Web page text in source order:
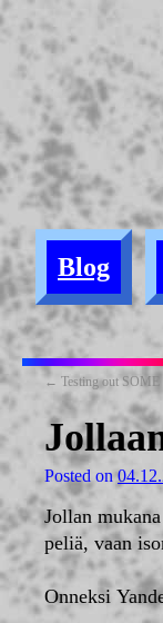
Blog
← Testing out
Posted on
Jollan
peliä, vaan
Onneksi